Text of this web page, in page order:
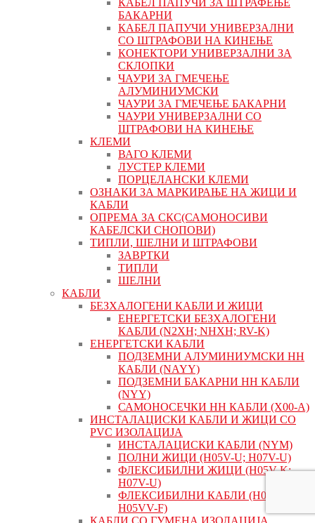
КАБЕЛ ПАПУЧИ ЗА ШТРАФЕЊЕ
БАКАРНИ
КАБЕЛ ПАПУЧИ УНИВЕРЗАЛНИ
СО ШТРАФОВИ НА КИНЕЊЕ
КОНЕКТОРИ УНИВЕРЗАЛНИ ЗА
СКЛОПКИ
ЧАУРИ ЗА ГМЕЧЕЊЕ
АЛУМИНИУМСКИ
ЧАУРИ ЗА ГМЕЧЕЊЕ БАКАРНИ
ЧАУРИ УНИВЕРЗАЛНИ СО
ШТРАФОВИ НА КИНЕЊЕ
КЛЕМИ
ВАГО КЛЕМИ
ЛУСТЕР КЛЕМИ
ПОРЦЕЛАНСКИ КЛЕМИ
ОЗНАКИ ЗА МАРКИРАЊЕ НА ЖИЦИ И
КАБЛИ
ОПРЕМА ЗА СКС(САМОНОСИВИ
КАБЕЛСКИ СНОПОВИ)
ТИПЛИ, ШЕЛНИ И ШТРАФОВИ
ЗАВРТКИ
ТИПЛИ
ШЕЛНИ
КАБЛИ
БЕЗХАЛОГЕНИ КАБЛИ И ЖИЦИ
ЕНЕРГЕТСКИ БЕЗХАЛОГЕНИ
КАБЛИ (N2XH; NHXH; RV-K)
ЕНЕРГЕТСКИ КАБЛИ
ПОДЗЕМНИ АЛУМИНИУМСКИ НН
КАБЛИ (NAYY)
ПОДЗЕМНИ БАКАРНИ НН КАБЛИ
(NYY)
САМОНОСЕЧКИ НН КАБЛИ (X00-A)
ИНСТАЛАЦИСКИ КАБЛИ И ЖИЦИ СО
PVC ИЗОЛАЦИЈА
ИНСТАЛАЦИСКИ КАБЛИ (NYM)
ПОЛНИ ЖИЦИ (H05V-U; H07V-U)
ФЛЕКСИБИЛНИ ЖИЦИ (H05V-K;
H07V-U)
ФЛЕКСИБИЛНИ КАБЛИ (H03VV-F;
H05VV-F)